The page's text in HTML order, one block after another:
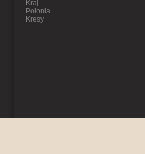
Kraj
Polonia
Kresy